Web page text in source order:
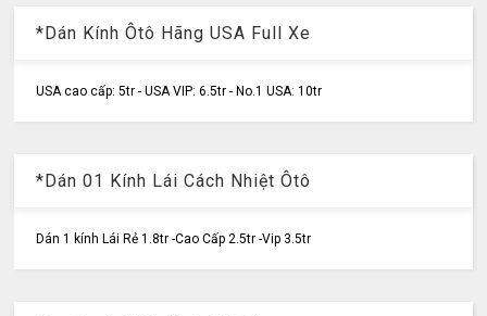
*Dán Kính Ôtô Hãng USA Full Xe
USA cao cấp: 5tr - USA VIP: 6.5tr - No.1 USA: 10tr
*Dán 01 Kính Lái Cách Nhiệt Ôtô
Dán 1 kính Lái Rẻ 1.8tr -Cao Cấp 2.5tr -Vip 3.5tr